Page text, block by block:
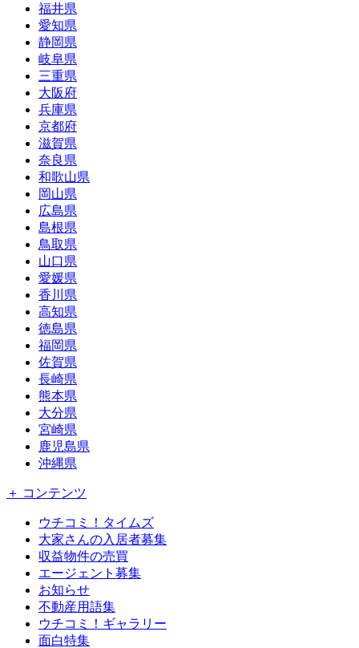
福井県
愛知県
静岡県
岐阜県
三重県
大阪府
兵庫県
京都府
滋賀県
奈良県
和歌山県
岡山県
広島県
島根県
鳥取県
山口県
愛媛県
香川県
高知県
徳島県
福岡県
佐賀県
長崎県
熊本県
大分県
宮崎県
鹿児島県
沖縄県
＋ コンテンツ
ウチコミ！タイムズ
大家さんの入居者募集
収益物件の売買
エージェント募集
お知らせ
不動産用語集
ウチコミ！ギャラリー
面白特集